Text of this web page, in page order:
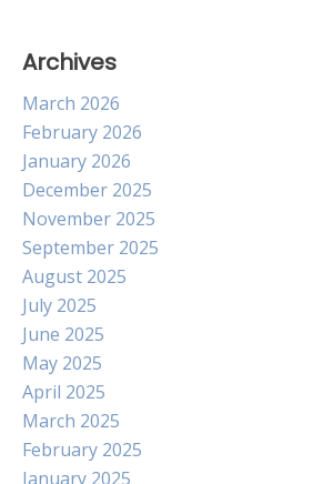
Archives
March 2026
February 2026
January 2026
December 2025
November 2025
September 2025
August 2025
July 2025
June 2025
May 2025
April 2025
March 2025
February 2025
January 2025